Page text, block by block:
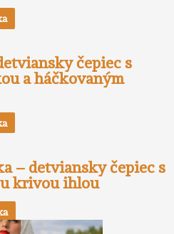
čepiec s
a háčkovaným
– detviansky čepiec s
krivou ihlou